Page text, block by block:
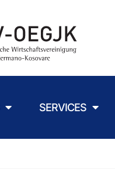
SERVICES